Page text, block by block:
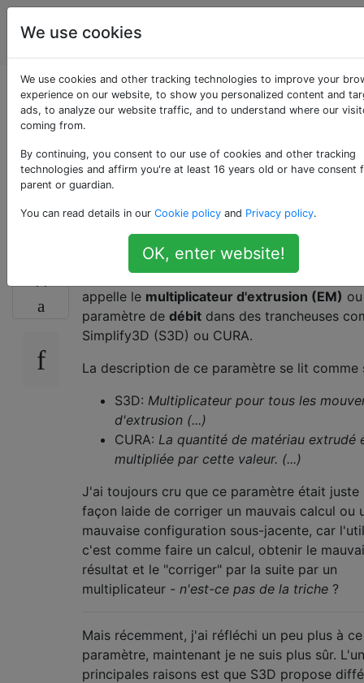
impression
en 3D
N'est-ce pas utiliser
le multiplicateur
d'extrusion comme
tricher?
11
Une chose que je n'ai jamais comprise est
appelle le multiplicateur d'extrusion (EM)
paramètre de débit dans des trancheuses
Simplify3D (S3D) ou CURA.
La description de ce paramètre se lit comme
S3D: Multiplicateur pour tous les
d'extrusion (...)
CURA: La quantité de matériau extrudé
multipliée par cette valeur. (...)
J'ai toujours cru que ce paramètre était juste
façon laide de corriger un mauvais calcul ou
mauvaise configuration sous-jacente, car
c'est comme faire un calcul, obtenir le
résultat et le "corriger" par la suite par un
multiplicateur - n'est-ce pas de la triche ?
Mais récemment, j'ai réfléchi un peu plus à ce
paramètre, maintenant je ne suis plus sûr.
principales raisons est que S3D propose
We use cookies
We use cookies and other tracking technologies to improve your
experience on our website, to show you personalized content and
ads, to analyze our website traffic, and to understand where our
coming from.
By continuing, you consent to our use of cookies and other tracking
technologies and affirm you're at least 16 years old or have consent
parent or guardian.
You can read details in our Cookie policy and Privacy policy.
OK, enter website!